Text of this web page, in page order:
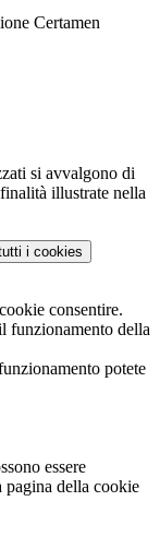
Certamen
si avvalgono di
illustrate nella
i cookies
consentire.
funzionamento della
potete
essere
pagina della cookie